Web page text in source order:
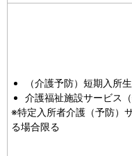
（介護予防）短期入所
介護福祉施設サービス
※特定入所者介護（予防）
る場合限る